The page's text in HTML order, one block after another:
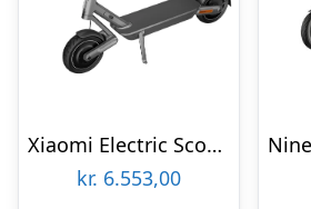
Xiaomi Electric Scooter 4 Ultra DE (20 km/h)
kr. 6.553,00